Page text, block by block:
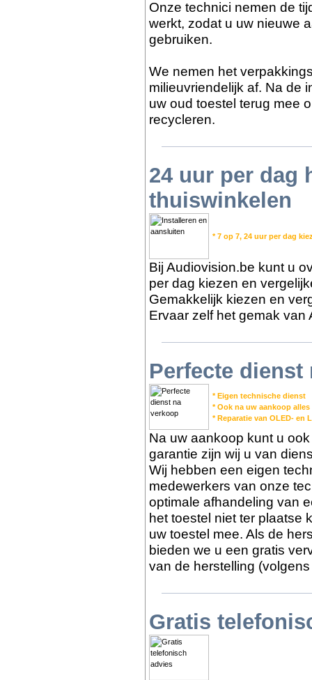
Onze technici nemen de
werkt, zodat u uw nieuwe
gebruiken.
We nemen het
milieuvriendelijk af. Na de
uw oud toestel terug mee
recycleren.
24 uur per dag
thuiswinkelen
* 7 op 7, 24 uur per dag
Bij Audiovision.be kunt u
per dag kiezen en
Gemakkelijk kiezen en
Ervaar zelf het gemak van
Perfecte dienst
* Eigen technische dienst
* Ook na uw aankoop
* Reparatie van OLED- en
Na uw aankoop kunt u
garantie zijn wij u van
Wij hebben een eigen
medewerkers van onze
optimale afhandeling van
het toestel niet ter plaatse
uw toestel mee. Als de
bieden we u een gratis
van de herstelling
Gratis